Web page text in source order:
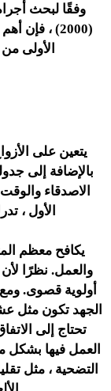
وفقًا لبحث
(2000) ،
الأولى
يتعين على
بالإضافة إلى
الاصدقاء
الأول ،
يكافح معظم
والعمل. نظرًا لأن
أولوية قصوى.
الجهد تكون مثل
تحتاج إلى
العمل فيها بشكل
التضحية ، مثل